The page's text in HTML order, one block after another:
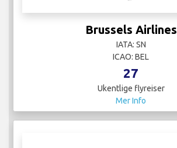
Brussels Airlines
IATA: SN
ICAO: BEL
27
Ukentlige flyreiser
Mer Info